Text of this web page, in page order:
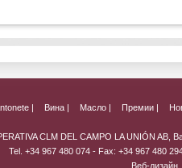
| Вина | Масло | Премии |
CLM DEL CAMPO LA UNIÓN AB,
Tel. +34 967 480 074 - Fax: +34 967 480
Веб-дизайн